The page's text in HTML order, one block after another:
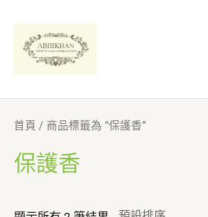
首頁 / 商品標籤為 “保護香”
保護香